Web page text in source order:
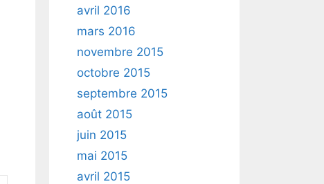
avril 2016
mars 2016
novembre 2015
octobre 2015
septembre 2015
août 2015
juin 2015
mai 2015
avril 2015